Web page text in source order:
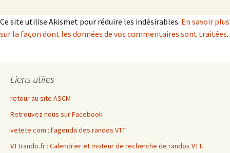
Ce site utilise Akismet pour réduire les indésirables. En savoir plus
sur la façon dont les données de vos commentaires sont traitées.
Liens utiles
retour au site ASCM
Retrouvez nous sur Facebook
vetete.com : l'agenda des randos VTT
VTTrando.fr : Calendrier et moteur de recherche de randos VTT.